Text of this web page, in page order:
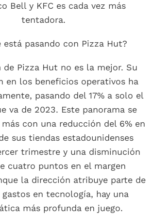
Bell y KFC es cada vez más
tentadora.
está pasando con Pizza Hut?
de Pizza Hut no es la mejor. Su
en los beneficios operativos ha
pasando del 17% a solo el
va de 2023. Este panorama se
con una reducción del 6% en
sus tiendas estadounidenses
trimestre y una disminución
cuatro puntos en el margen
la dirección atribuye parte de
en tecnología, hay una
más profunda en juego.